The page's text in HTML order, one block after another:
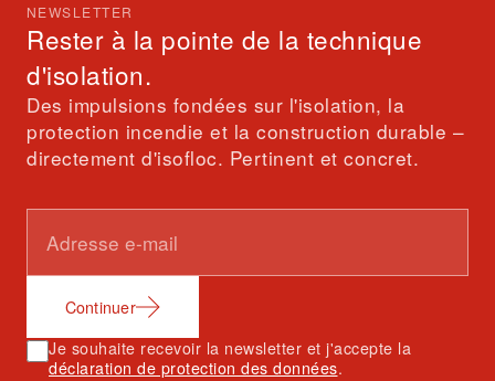
NEWSLETTER
Rester à la pointe de la technique
d'isolation.
Des impulsions fondées sur l'isolation, la
protection incendie et la construction durable –
directement d'isofloc. Pertinent et concret.
Continuer
Je souhaite recevoir la newsletter et j'accepte la
déclaration de protection des données.